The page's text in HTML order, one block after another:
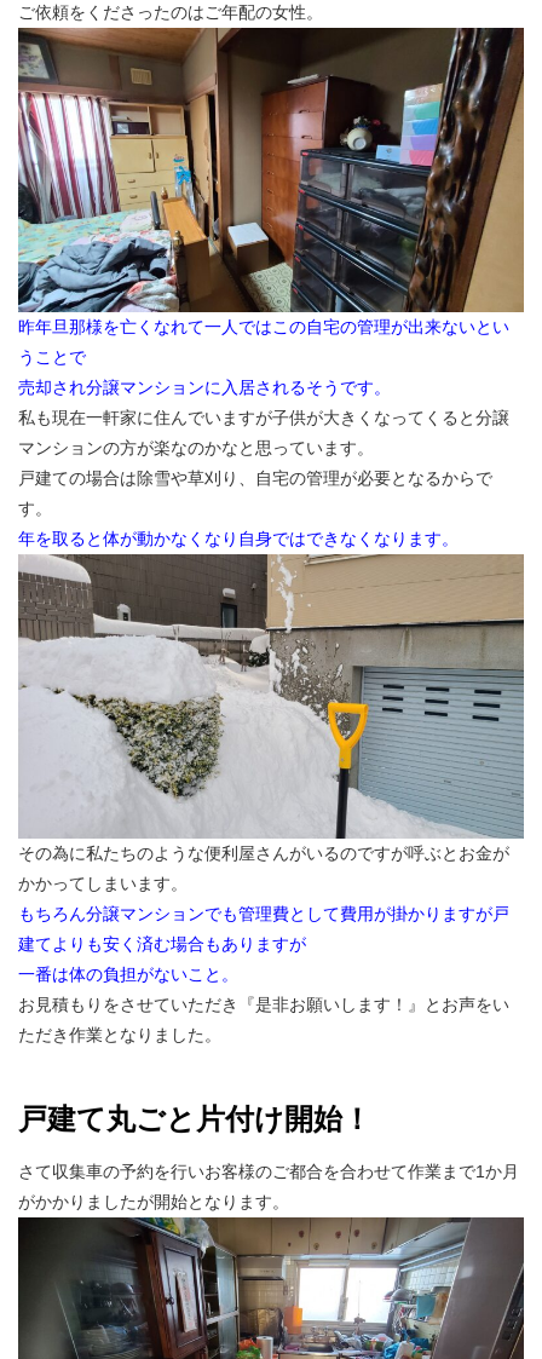
ご依頼をくださったのはご年配の女性。
昨年旦那様を亡くなれて一人ではこの自宅の管理が出来ないとい
うことで
売却され分譲マンションに入居されるそうです。
私も現在一軒家に住んでいますが子供が大きくなってくると分譲
マンションの方が楽なのかなと思っています。
戸建ての場合は除雪や草刈り、自宅の管理が必要となるからで
す。
年を取ると体が動かなくなり自身ではできなくなります。
その為に私たちのような便利屋さんがいるのですが呼ぶとお金が
かかってしまいます。
もちろん分譲マンションでも管理費として費用が掛かりますが戸
建てよりも安く済む場合もありますが
一番は体の負担がないこと。
お見積もりをさせていただき『是非お願いします！』とお声をい
ただき作業となりました。
戸建て丸ごと片付け開始！
さて収集車の予約を行いお客様のご都合を合わせて作業まで1か月
がかかりましたが開始となります。